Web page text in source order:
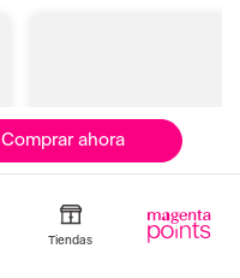
Tiendas
Comprar ahora